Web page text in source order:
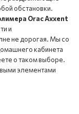
обстановки.
Orac Axxent
и
не дорогая. Мы со
кабинета
о таком выборе.
элементами